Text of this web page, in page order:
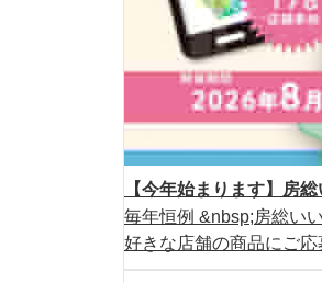
【今年始まります】房
毎年恒例 &nbsp;房総い
好きな店舗の商品にご